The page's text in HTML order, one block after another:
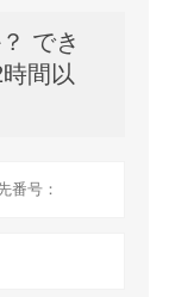
でき
間以